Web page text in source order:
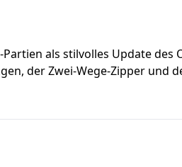
als stilvolles Update
der Zwei-Wege-Zipper und